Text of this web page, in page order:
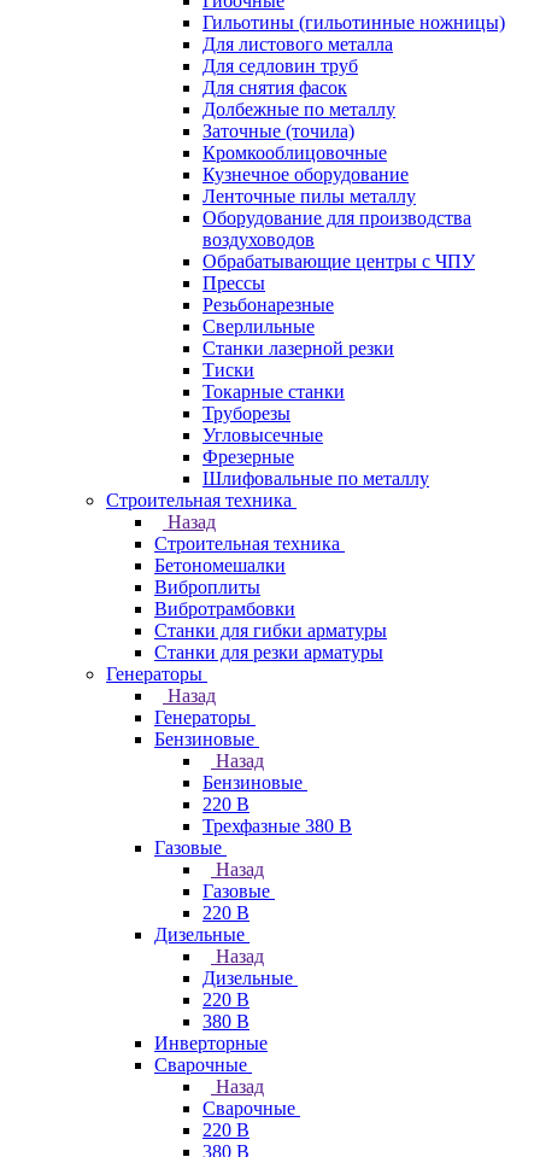
Гильотины (гильотинные ножницы)
Для листового металла
Для седловин труб
Для снятия фасок
Долбежные по металлу
Заточные (точила)
Кромкооблицовочные
Кузнечное оборудование
Ленточные пилы металлу
Оборудование для производства
воздуховодов
Обрабатывающие центры с ЧПУ
Прессы
Резьбонарезные
Сверлильные
Станки лазерной резки
Тиски
Токарные станки
Труборезы
Угловысечные
Фрезерные
Шлифовальные по металлу
Строительная техника
Назад
Строительная техника
Бетономешалки
Виброплиты
Вибротрамбовки
Станки для гибки арматуры
Станки для резки арматуры
Генераторы
Назад
Генераторы
Бензиновые
Назад
Бензиновые
220 В
Трехфазные 380 В
Газовые
Назад
Газовые
220 В
Дизельные
Назад
Дизельные
220 В
380 В
Инверторные
Сварочные
Назад
Сварочные
220 В
380 В